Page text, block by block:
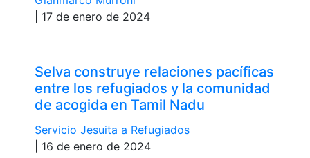
| 17 de enero de 2024
Selva construye relaciones pacíficas
entre los refugiados y la comunidad
de acogida en Tamil Nadu
Servicio Jesuita a Refugiados
| 16 de enero de 2024